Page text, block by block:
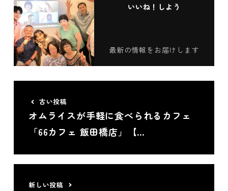
いいね！しよう
最新の情報をお届けします
古い投稿
オムライスが手軽に食べられるカフェ
「66カフェ 飯田橋店」【…
新しい投稿